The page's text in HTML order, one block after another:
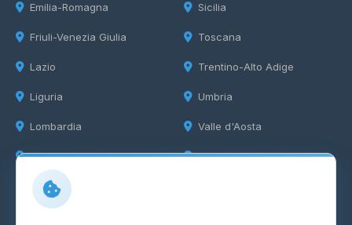
Emilia-Romagna
Friuli-Venezia Giulia
Lazio
Liguria
Lombardia
Marche
Sicilia
Toscana
Trentino-Alto Adige
Umbria
Valle d'Aosta
Veneto
Info